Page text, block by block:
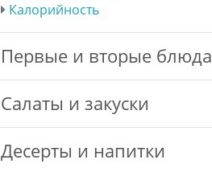
Калорийность
Первые и вторые блюда
Салаты и закуски
Десерты и напитки